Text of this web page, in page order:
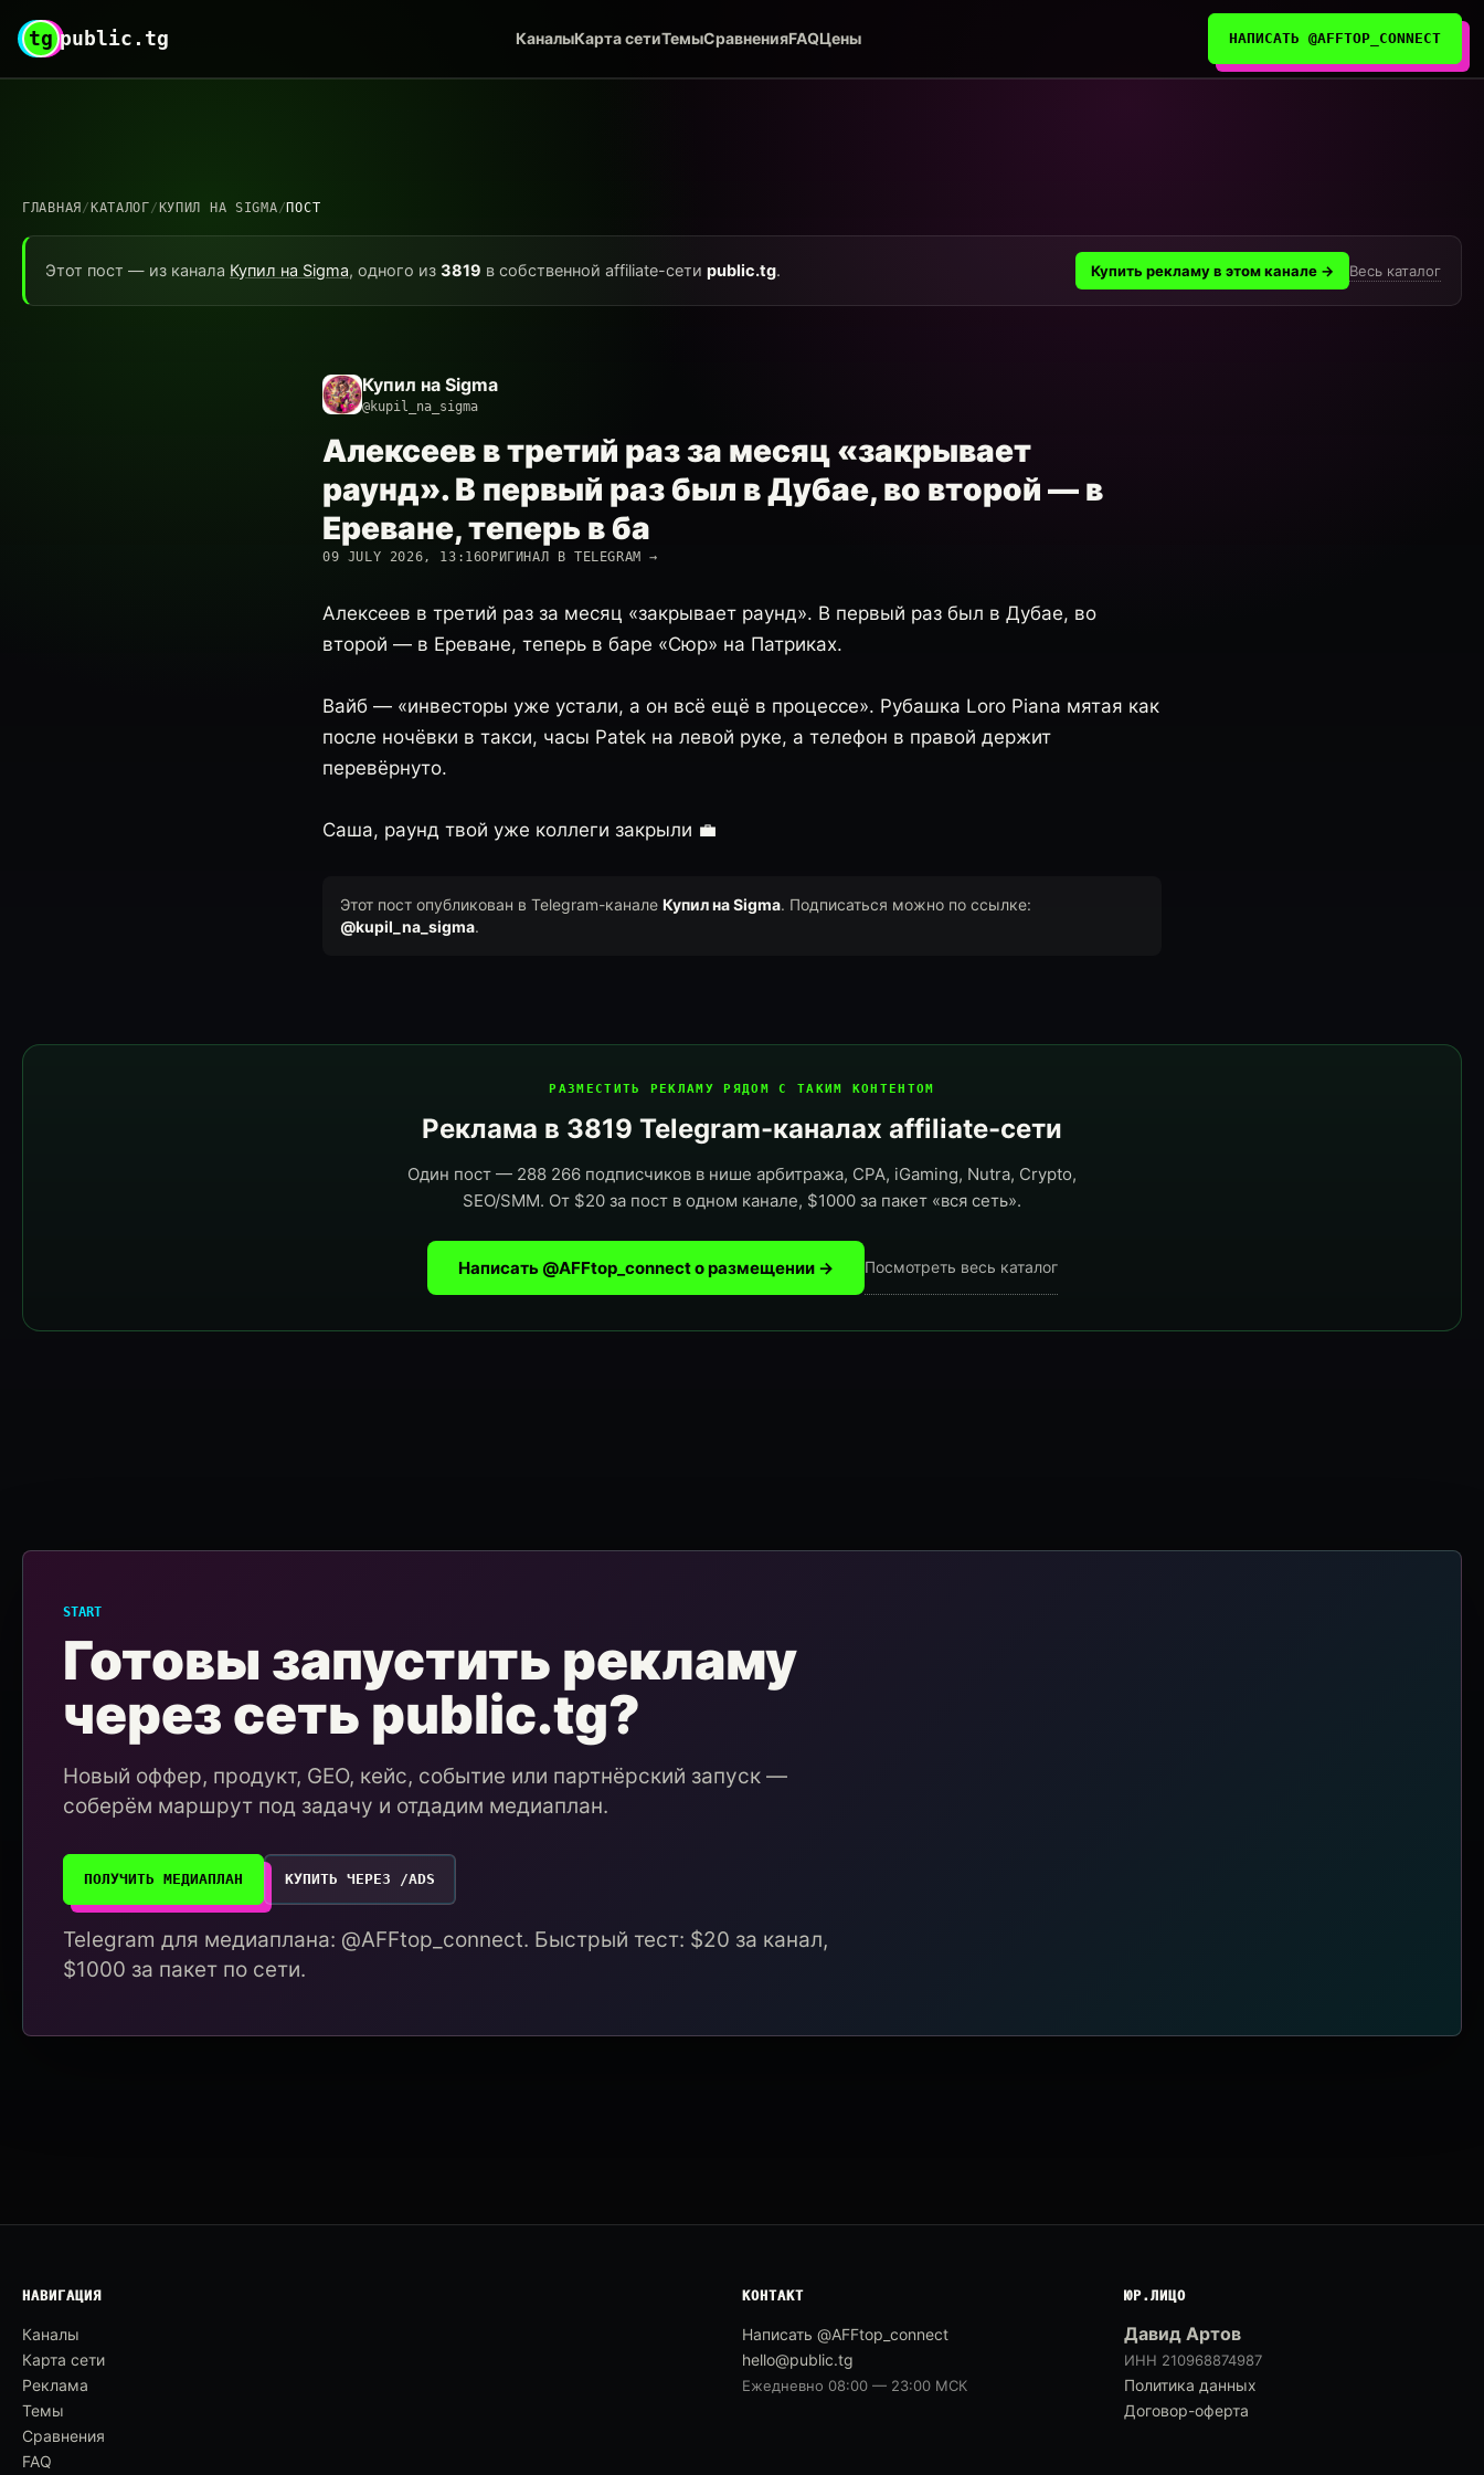
tg public.tg КаналыКарта сетиТемыСравненияFAQЦены НАПИСАТЬ @AFFTOP_CONNECT
ГЛАВНАЯ / КАТАЛОГ/ КУПИЛ НА SIGMA/ ПОСТ
Этот пост — из канала Купил на Sigma, одного из 3819 в собственной affiliate-сети public.tg. Купить рекламу в этом канале → Весь каталог
Купил на Sigma
@kupil_na_sigma
Алексеев в третий раз за месяц «закрывает
раунд». В первый раз был в Дубае, во второй — в
Ереване, теперь в ба
09 JULY 2026, 13:16ОРИГИНАЛ В TELEGRAM →
Алексеев в третий раз за месяц «закрывает раунд». В первый раз был в Дубае, во
второй — в Ереване, теперь в баре «Сюр» на Патриках.
Вайб — «инвесторы уже устали, а он всё ещё в процессе». Рубашка Loro Piana мятая как
после ночёвки в такси, часы Patek на левой руке, а телефон в правой держит
перевёрнуто.
Саша, раунд твой уже коллеги закрыли 💼
Этот пост опубликован в Telegram-канале Купил на Sigma. Подписаться можно по ссылке:
@kupil_na_sigma.
РАЗМЕСТИТЬ РЕКЛАМУ РЯДОМ С ТАКИМ КОНТЕНТОМ
Реклама в 3819 Telegram-каналах affiliate-сети
Один пост — 288 266 подписчиков в нише арбитража, CPA, iGaming, Nutra, Crypto,
SEO/SMM. От $20 за пост в одном канале, $1000 за пакет «вся сеть».
Написать @AFFtop_connect о размещении → Посмотреть весь каталог
START
Готовы запустить рекламу
через сеть public.tg?
Новый оффер, продукт, GEO, кейс, событие или партнёрский запуск —
соберём маршрут под задачу и отдадим медиаплан.
ПОЛУЧИТЬ МЕДИАПЛАН КУПИТЬ ЧЕРЕЗ /ADS
Telegram для медиаплана: @AFFtop_connect. Быстрый тест: $20 за канал,
$1000 за пакет по сети.
НАВИГАЦИЯ
Каналы
Карта сети
Реклама
Темы
Сравнения
FAQ
КОНТАКТ
Написать @AFFtop_connect
hello@public.tg
Ежедневно 08:00 — 23:00 МСК
ЮР.ЛИЦО
Давид Артов
ИНН 210968874987
Политика данных
Договор-оферта